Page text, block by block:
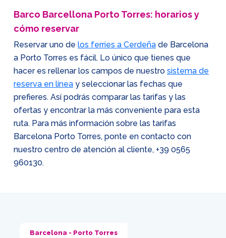
Barco Barcellona Porto Torres: horarios y
cómo reservar
Reservar uno de los ferries a Cerdeña de Barcelona
a Porto Torres es fácil. Lo único que tienes que
hacer es rellenar los campos de nuestro sistema de
reserva en línea y seleccionar las fechas que
prefieres. Así podrás comparar las tarifas y las
ofertas y encontrar la más conveniente para esta
ruta. Para más información sobre las tarifas
Barcelona Porto Torres, ponte en contacto con
nuestro centro de atención al cliente, +39 0565
960130.
Barcelona - Porto Torres